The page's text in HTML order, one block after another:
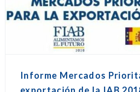
Informe Mercados